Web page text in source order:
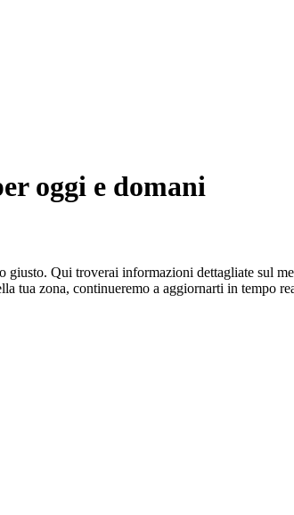
oggi e domani
Qui troverai informazioni dettagliate sul
tua zona, continueremo a aggiornarti in tempo